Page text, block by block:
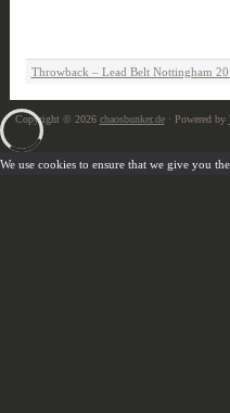
Throwback – Lead Belt Nottingham
Copyright © 2026 chaosbunker.de· Powered by
We use cookies to ensure that we give you